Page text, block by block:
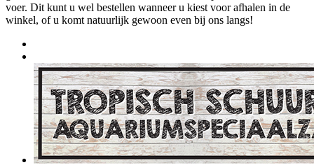
voer. Dit kunt u wel bestellen wanneer u kiest voor afhalen in de
winkel, of u komt natuurlijk gewoon even bij ons langs!